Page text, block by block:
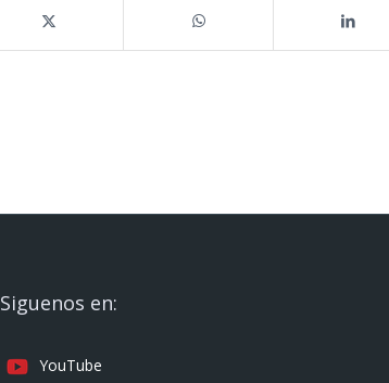
Siguenos en:
YouTube